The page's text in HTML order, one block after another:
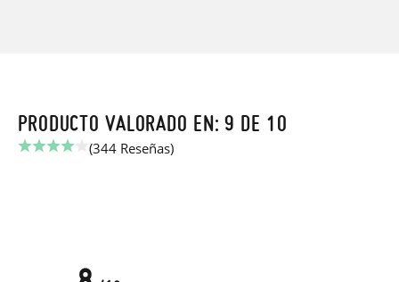
PRODUCTO VALORADO EN: 9 DE 10
(344 Reseñas)